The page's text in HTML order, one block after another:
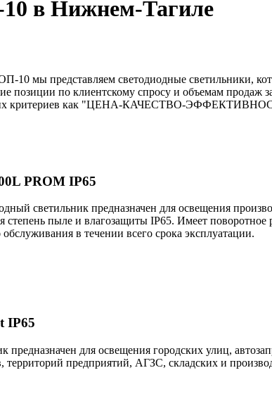
в Нижнем-Тагиле
10 мы представляем светодиодные светильники,
позиции по клиентскому спросу и объемам продаж
таких критериев как "ЦЕНА-КАЧЕСТВО-
PROM IP65
светильник предназначен для освещения
степень пыле и влагозащиты IP65. Имеет
обслуживания в течении всего срока эксплуатации.
IP65
предназначен для освещения городских улиц,
предприятий, АГЗС, складских и